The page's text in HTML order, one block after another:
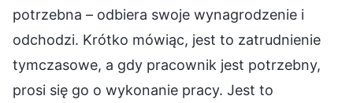
potrzebna – odbiera swoje wynagrodzenie i
odchodzi. Krótko mówiąc, jest to zatrudnienie
tymczasowe, a gdy pracownik jest potrzebny,
prosi się go o wykonanie pracy. Jest to